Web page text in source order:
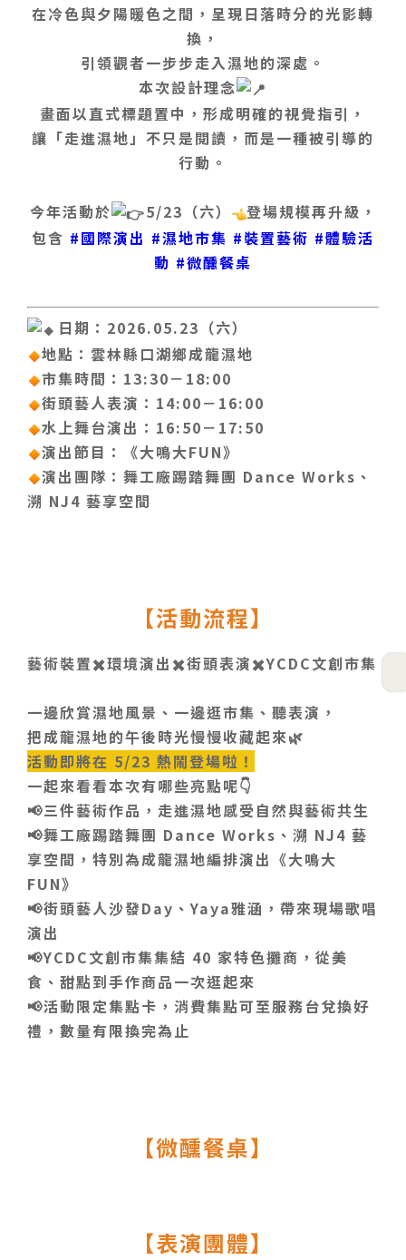
在冷色與夕陽暖色之間，呈現日落時分的光影轉
換，
引領觀者一步步走入濕地的深處。
本次設計理念
畫面以直式標題置中，形成明確的視覺指引，
讓「走進濕地」不只是閱讀，而是一種被引導的
行動。
今年活動於 5/23（六）
登場規模再升級，
包含 #國際演出 #濕地市集 #裝置藝術 #體驗活
動 #微醺餐桌
日期：2026.05.23（六）
地點：雲林縣口湖鄉成龍濕地
市集時間：13:30－18:00
街頭藝人表演：14:00－16:00
水上舞台演出：16:50－17:50
演出節目：《大鳴大FUN》
演出團隊：舞工廠踢踏舞團 Dance Works、
溯 NJ4 藝享空間
【活動流程】
藝術裝置✖️環境演出✖️街頭表演✖️YCDC文創市集
一邊欣賞濕地風景、一邊逛市集、聽表演，
把成龍濕地的午後時光慢慢收藏起來🌿
活動即將在 5/23 熱鬧登場啦！
一起來看看本次有哪些亮點呢👇
📢三件藝術作品，走進濕地感受自然與藝術共生
📢舞工廠踢踏舞團 Dance Works、溯 NJ4 藝
享空間，特別為成龍濕地編排演出《大鳴大
FUN》
📢街頭藝人沙發Day、Yaya雅涵，帶來現場歌唱
演出
📢YCDC文創市集集結 40 家特色攤商，從美
食、甜點到手作商品一次逛起來
📢活動限定集點卡，消費集點可至服務台兌換好
禮，數量有限換完為止
【微醺餐桌】
【表演團體】